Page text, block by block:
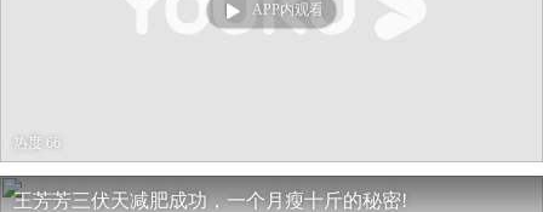
APP内观看
热度 66
王芳芳三伏天减肥成功，一个月瘦十斤的秘密!